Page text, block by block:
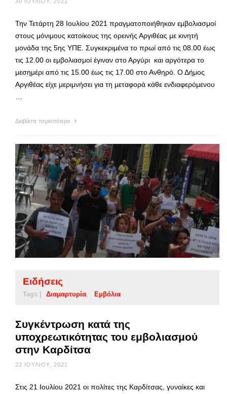
Την Τετάρτη 28 Ιουλίου 2021 πραγματοποιήθηκαν εμβολιασμοί
στους μόνιμους κατοίκους της ορεινής Αργιθέας με κινητή
μονάδα της 5ης ΥΠΕ. Συγκεκριμένα το πρωί από τις 08.00 έως
τις 12.00 οι εμβολιασμοί έγιναν στο Αργύρι και αργότερα το
μεσημέρι από τις 15.00 έως τις 17.00 στο Ανθηρό. Ο Δήμος
Αργιθέας είχε μεριμνήσει για τη μεταφορά κάθε ενδιαφερόμενου
Διαβάστε περισσότερα
Ειδήσεις
Tags | Διαμαρτυρία Εμβόλια
Συγκέντρωση κατά της
υποχρεωτικότητας του εμβολιασμού
στην Καρδίτσα
22 ΙΟΥΛΊΟΥ, 2021
Στις 21 Ιουλίου 2021 οι πολίτες της Καρδίτσας, γυναίκες και